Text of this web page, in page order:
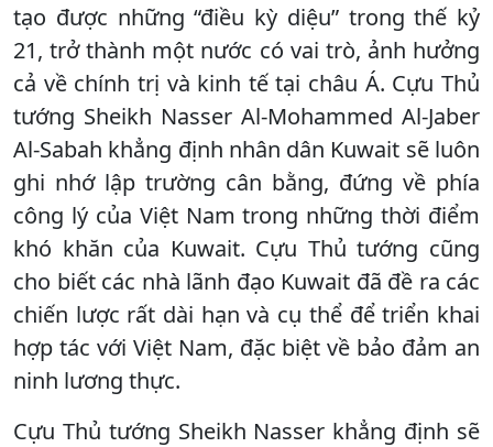
tạo được những “điều kỳ diệu” trong thế kỷ
21, trở thành một nước có vai trò, ảnh hưởng
cả về chính trị và kinh tế tại châu Á. Cựu Thủ
tướng Sheikh Nasser Al-Mohammed Al-Jaber
Al-Sabah khẳng định nhân dân Kuwait sẽ luôn
ghi nhớ lập trường cân bằng, đứng về phía
công lý của Việt Nam trong những thời điểm
khó khăn của Kuwait. Cựu Thủ tướng cũng
cho biết các nhà lãnh đạo Kuwait đã đề ra các
chiến lược rất dài hạn và cụ thể để triển khai
hợp tác với Việt Nam, đặc biệt về bảo đảm an
ninh lương thực.
Cựu Thủ tướng Sheikh Nasser khẳng định sẽ